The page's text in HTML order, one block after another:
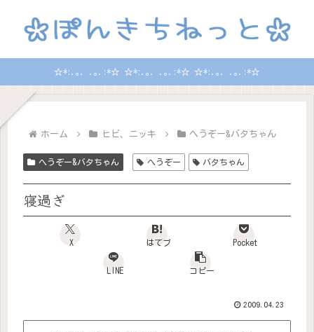
☆*:.｡. .｡.:*☆ ☆*:.｡. .｡.:*☆ ☆*:.｡. .｡.:*☆
ホーム ヒビ、ニッキ へうぞー&バタちゃん
へうぞー&バタちゃん へうぞー バタちゃん
寝過ぎ
X はてブ Pocket
LINE コピー
2009.04.23